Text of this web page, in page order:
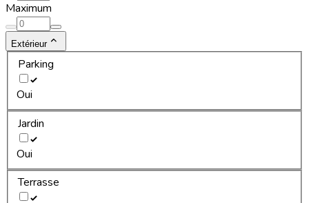
Maximum
Extérieur
Parking
Oui
Jardin
Oui
Terrasse